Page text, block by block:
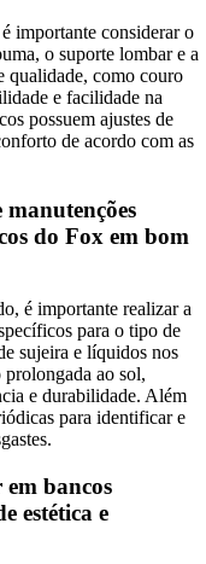
importante considerar o
o suporte lombar e a
qualidade, como couro
e facilidade na
possuem ajustes de
de acordo com as
do Fox em bom
é importante realizar a
para o tipo de
sujeira e líquidos nos
ao sol,
e durabilidade. Além
para identificar e
em bancos
estética e